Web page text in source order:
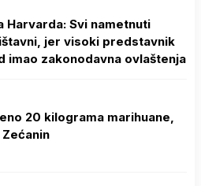
Harvarda: Svi nametnuti
jer visoki predstavnik
imao zakonodavna ovlaštenja
20 kilograma marihuane,